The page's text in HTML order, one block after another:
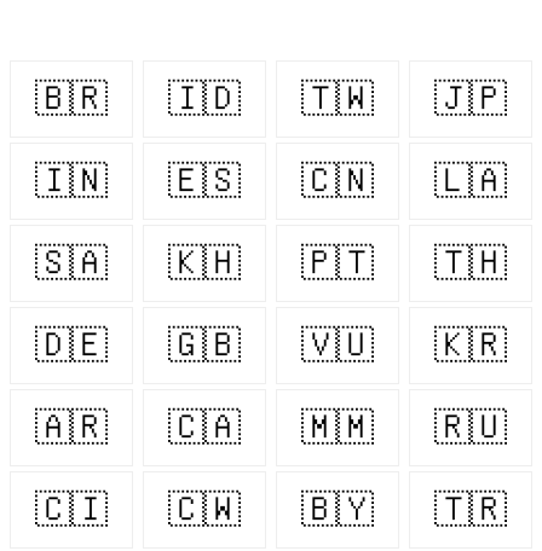
🇧🇷 🇮🇩 🇹🇼 🇯🇵
🇮🇳 🇪🇸 🇨🇳 🇱🇦
🇸🇦 🇰🇭 🇵🇹 🇹🇭
🇩🇪 🇬🇧 🇻🇺 🇰🇷
🇦🇷 🇨🇦 🇲🇲 🇷🇺
🇨🇮 🇨🇼 🇧🇾 🇹🇷